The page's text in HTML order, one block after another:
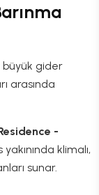
büyük gider
arasında
-
klimalı,
sunar.